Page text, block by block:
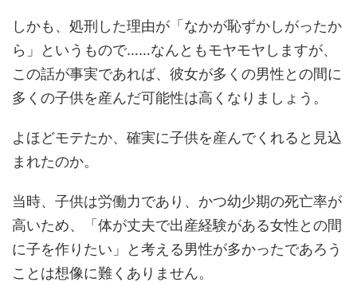
しかも、処刑した理由が「なかが恥ずかしがったか
ら」というもので……なんともモヤモヤしますが、
この話が事実であれば、彼女が多くの男性との間に
多くの子供を産んだ可能性は高くなりましょう。
よほどモテたか、確実に子供を産んでくれると見込
まれたのか。
当時、子供は労働力であり、かつ幼少期の死亡率が
高いため、「体が丈夫で出産経験がある女性との間
に子を作りたい」と考える男性が多かったであろう
ことは想像に難くありません。